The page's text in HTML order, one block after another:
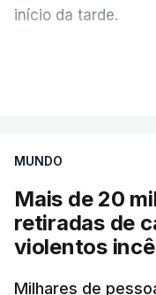
início da tarde.
MUNDO
Mais de 20
retiradas de
violentos
Milhares de